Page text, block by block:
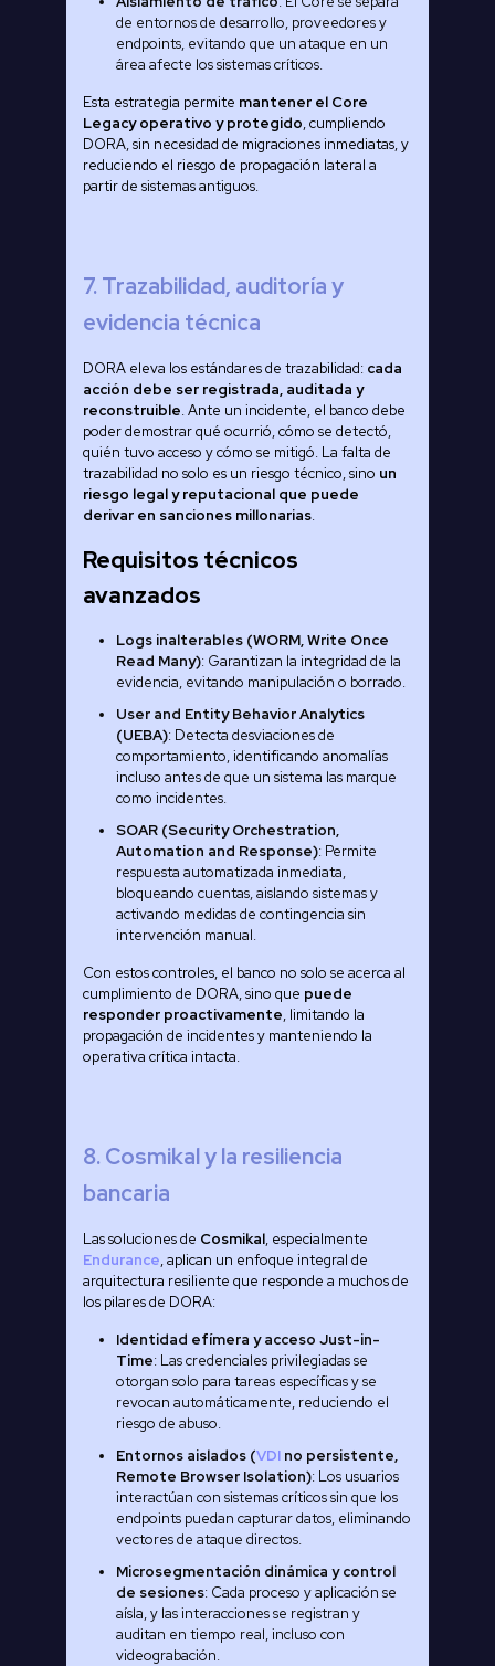
de entornos de desarrollo, proveedores y
endpoints, evitando que un ataque en un
área afecte los sistemas críticos.
Esta estrategia permite mantener el Core
Legacy operativo y protegido, cumpliendo
DORA, sin necesidad de migraciones inmediatas, y
reduciendo el riesgo de propagación lateral a
partir de sistemas antiguos.
7. Trazabilidad, auditoría y
evidencia técnica
DORA eleva los estándares de trazabilidad: cada
acción debe ser registrada, auditada y
reconstruible. Ante un incidente, el banco debe
poder demostrar qué ocurrió, cómo se detectó,
quién tuvo acceso y cómo se mitigó. La falta de
trazabilidad no solo es un riesgo técnico, sino un
riesgo legal y reputacional que puede
derivar en sanciones millonarias.
Requisitos técnicos
avanzados
Logs inalterables (WORM, Write Once
Read Many): Garantizan la integridad de la
evidencia, evitando manipulación o borrado.
User and Entity Behavior Analytics
(UEBA): Detecta desviaciones de
comportamiento, identificando anomalías
incluso antes de que un sistema las marque
como incidentes.
SOAR (Security Orchestration,
Automation and Response): Permite
respuesta automatizada inmediata,
bloqueando cuentas, aislando sistemas y
activando medidas de contingencia sin
intervención manual.
Con estos controles, el banco no solo se acerca al
cumplimiento de DORA, sino que puede
responder proactivamente, limitando la
propagación de incidentes y manteniendo la
operativa crítica intacta.
8. Cosmikal y la resiliencia
bancaria
Las soluciones de Cosmikal, especialmente
Endurance, aplican un enfoque integral de
arquitectura resiliente que responde a muchos de
los pilares de DORA:
Identidad efímera y acceso Just-in-
Time: Las credenciales privilegiadas se
otorgan solo para tareas específicas y se
revocan automáticamente, reduciendo el
riesgo de abuso.
Entornos aislados (VDI no persistente,
Remote Browser Isolation): Los usuarios
interactúan con sistemas críticos sin que los
endpoints puedan capturar datos, eliminando
vectores de ataque directos.
Microsegmentación dinámica y control
de sesiones: Cada proceso y aplicación se
aísla, y las interacciones se registran y
auditan en tiempo real, incluso con
videograbación.